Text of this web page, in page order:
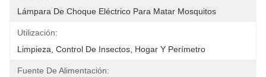
Lámpara De Choque Eléctrico Para Matar Mosquitos
Utilización:
Limpieza, Control De Insectos, Hogar Y Perímetro
Fuente De Alimentación: